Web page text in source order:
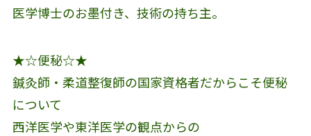
医学博士のお墨付き、技術の持ち主。
★☆便秘☆★
鍼灸師・柔道整復師の国家資格者だからこそ便秘
について
西洋医学や東洋医学の観点からの